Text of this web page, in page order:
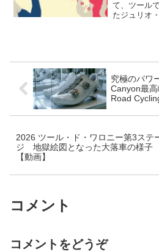
て、ツール
たジュリオ
Ciccone)。
の個人タイ
究極のパワ
Canyon最
Road
2026 ツール・ド・ワロニー第3ステ
ジ 地獄絵図となった大落車の様子
【動画】
コメント
コメントをどうぞ